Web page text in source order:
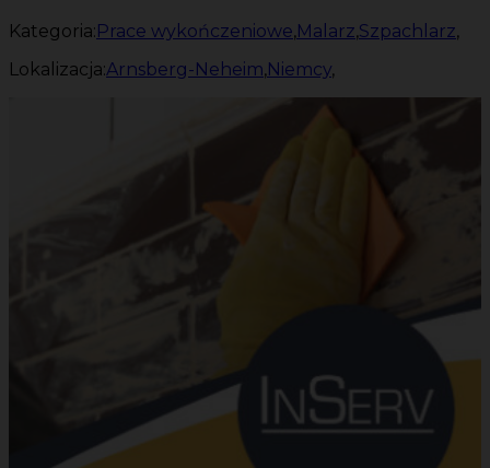
Kategoria: Prace wykończeniowe,Malarz,Szpachlarz,
Lokalizacja:Arnsberg-Neheim,Niemcy,